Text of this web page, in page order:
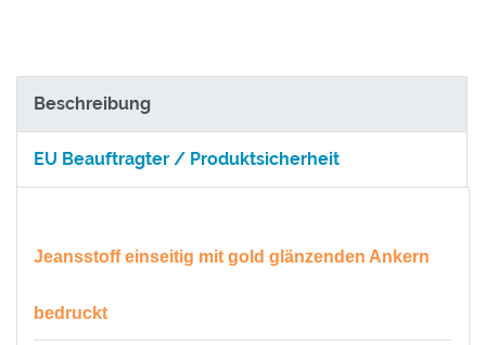
Beschreibung
EU Beauftragter / Produktsicherheit
Jeansstoff einseitig mit gold glänzenden Ankern
bedruckt